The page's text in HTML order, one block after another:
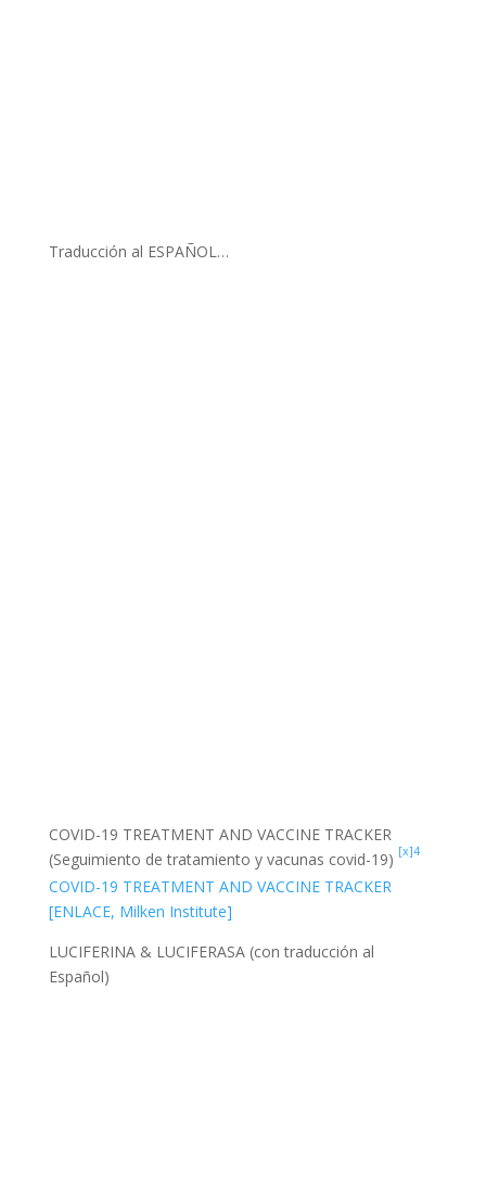
Traducción al ESPAÑOL…
COVID-19 TREATMENT AND VACCINE TRACKER
(Seguimiento de tratamiento y vacunas covid-19) [x]4
COVID-19 TREATMENT AND VACCINE TRACKER
[ENLACE, Milken Institute]
LUCIFERINA & LUCIFERASA (con traducción al
Español)